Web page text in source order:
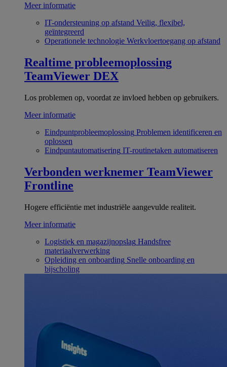
Meer informatie
IT-ondersteuning op afstand Veilig, flexibel,
geïntegreerd
Operationele technologie Werkvloertoegang op afstand
Realtime probleemoplossing
TeamViewer DEX
Los problemen op, voordat ze invloed hebben op gebruikers.
Meer informatie
Eindpuntprobleemoplossing Problemen identificeren en
oplossen
Eindpuntautomatisering IT-routinetaken automatiseren
Verbonden werknemer TeamViewer
Frontline
Hogere efficiëntie met industriële aangevulde realiteit.
Meer informatie
Logistiek en magazijnopslag Handsfree
materiaalverwerking
Opleiding en onboarding Snelle onboarding en
bijscholing